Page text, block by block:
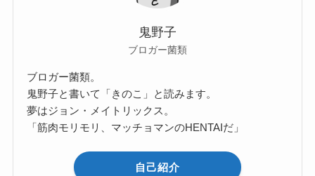
鬼野子
ブロガー菌類
ブロガー菌類。
鬼野子と書いて「きのこ」と読みます。
夢はジョン・メイトリックス。
「筋肉モリモリ、マッチョマンのHENTAIだ」
自己紹介